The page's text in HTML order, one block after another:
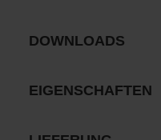
DOWNLOADS
EIGENSCHAFTEN